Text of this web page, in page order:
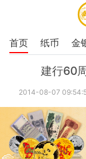
首页 纸币 金
建行60
2014-08-07